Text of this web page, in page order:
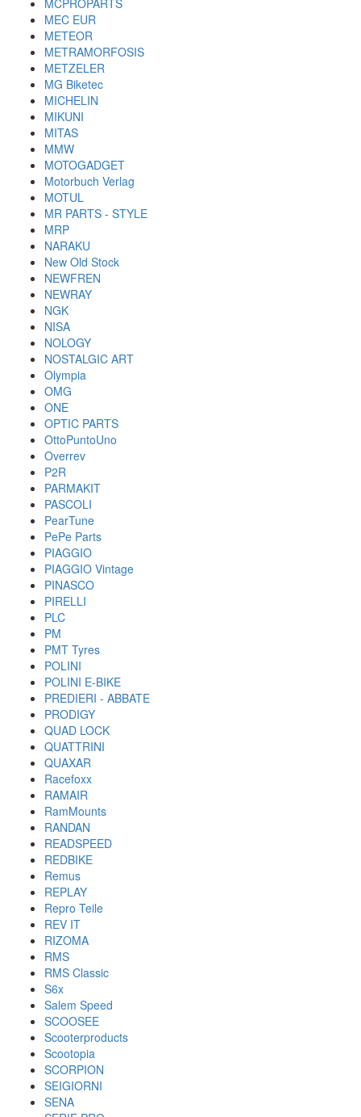
MCPROPARTS
MEC EUR
METEOR
METRAMORFOSIS
METZELER
MG Biketec
MICHELIN
MIKUNI
MITAS
MMW
MOTOGADGET
Motorbuch Verlag
MOTUL
MR PARTS - STYLE
MRP
NARAKU
New Old Stock
NEWFREN
NEWRAY
NGK
NISA
NOLOGY
NOSTALGIC ART
Olympia
OMG
ONE
OPTIC PARTS
OttoPuntoUno
Overrev
P2R
PARMAKIT
PASCOLI
PearTune
PePe Parts
PIAGGIO
PIAGGIO Vintage
PINASCO
PIRELLI
PLC
PM
PMT Tyres
POLINI
POLINI E-BIKE
PREDIERI - ABBATE
PRODIGY
QUAD LOCK
QUATTRINI
QUAXAR
Racefoxx
RAMAIR
RamMounts
RANDAN
READSPEED
REDBIKE
Remus
REPLAY
Repro Teile
REV IT
RIZOMA
RMS
RMS Classic
S6x
Salem Speed
SCOOSEE
Scooterproducts
Scootopia
SCORPION
SEIGIORNI
SENA